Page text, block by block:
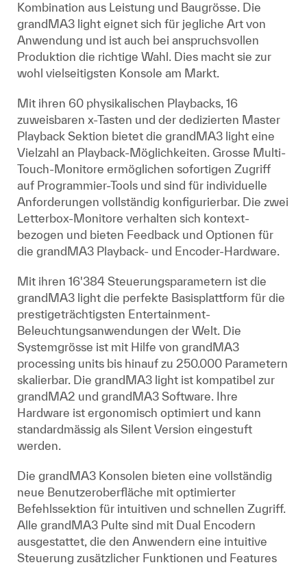
Kombination aus Leistung und Baugrösse. Die
grandMA3 light eignet sich für jegliche Art von
Anwendung und ist auch bei anspruchsvollen
Produktion die richtige Wahl. Dies macht sie zur
wohl vielseitigsten Konsole am Markt.
Mit ihren 60 physikalischen Playbacks, 16
zuweisbaren x-Tasten und der dedizierten Master
Playback Sektion bietet die grandMA3 light eine
Vielzahl an Playback-Möglichkeiten. Grosse Multi-
Touch-Monitore ermöglichen sofortigen Zugriff
auf Programmier-Tools und sind für individuelle
Anforderungen vollständig konfigurierbar. Die zwei
Letterbox-Monitore verhalten sich kontext-
bezogen und bieten Feedback und Optionen für
die grandMA3 Playback- und Encoder-Hardware.
Mit ihren 16'384 Steuerungsparametern ist die
grandMA3 light die perfekte Basisplattform für die
prestigeträchtigsten Entertainment-
Beleuchtungsanwendungen der Welt. Die
Systemgrösse ist mit Hilfe von grandMA3
processing units bis hinauf zu 250.000 Parametern
skalierbar. Die grandMA3 light ist kompatibel zur
grandMA2 und grandMA3 Software. Ihre
Hardware ist ergonomisch optimiert und kann
standardmässig als Silent Version eingestuft
werden.
Die grandMA3 Konsolen bieten eine vollständig
neue Benutzeroberfläche mit optimierter
Befehlssektion für intuitiven und schnellen Zugriff.
Alle grandMA3 Pulte sind mit Dual Encodern
ausgestattet, die den Anwendern eine intuitive
Steuerung zusätzlicher Funktionen und Features